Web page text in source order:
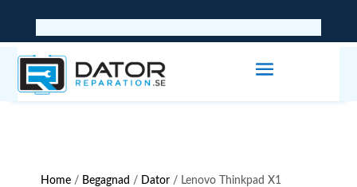
Home / Begagnad / Dator / Lenovo Thinkpad X1